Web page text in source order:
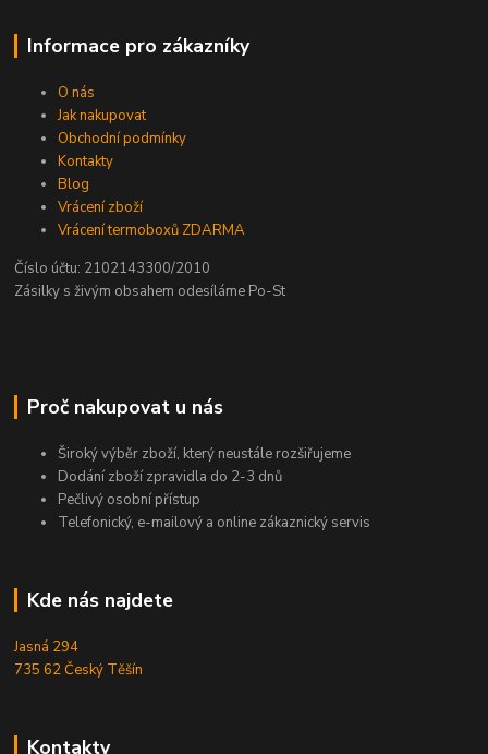
Informace pro zákazníky
O nás
Jak nakupovat
Obchodní podmínky
Kontakty
Blog
Vrácení zboží
Vrácení termoboxů ZDARMA
Číslo účtu: 2102143300/2010
Zásilky s živým obsahem odesíláme Po-St
Proč nakupovat u nás
Široký výběr zboží, který neustále rozšiřujeme
Dodání zboží zpravidla do 2-3 dnů
Pečlivý osobní přístup
Telefonický, e-mailový a online zákaznický servis
Kde nás najdete
Jasná 294
735 62 Český Těšín
Kontakty